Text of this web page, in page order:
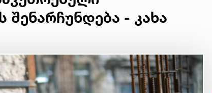
შენარჩუნდება - კახა